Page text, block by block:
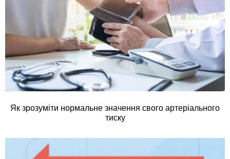
Як зрозуміти нормальне значення свого артеріального
тиску